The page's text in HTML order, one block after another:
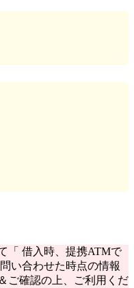
「 借入時、提携ATMで
い合わせた時点の情報
ご確認の上、ご利用くだ